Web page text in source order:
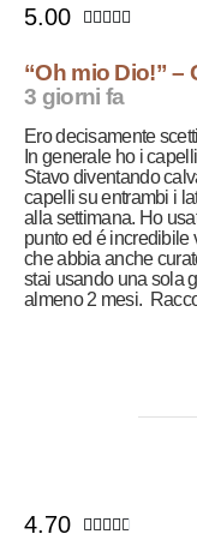
5.00 
“Oh mio Dio!” –
3 giorni fa
Ero decisamente
In generale ho i
Stavo diventando
capelli su entrambi i
alla settimana. Ho
punto ed é incredibile
che abbia anche
stai usando una sola
almeno 2 mesi.
4.70 